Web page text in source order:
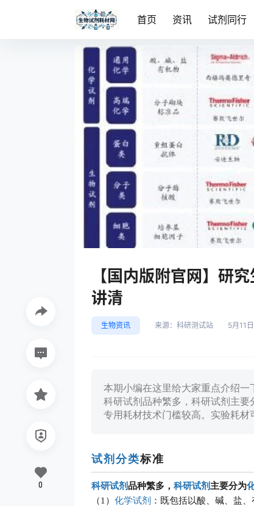
首页 资讯 试剂同行
【国内版附官网】研
讲清
生物资讯 来源： 科研测试站 5月11日
本期小编在这里给大家重点介绍一
科研试剂品种繁多，科研试剂主要
专用耗材技术门槛较高。实验耗材
试剂分类标准
科研试剂品种繁多， 科研试剂主要分为
（1） 化学试剂 ：既包括以酸、碱、盐
0